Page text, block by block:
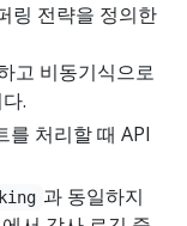
링 전략을 정의한
고 비동기식으로
.
를 처리할 때 API
과 동일하지